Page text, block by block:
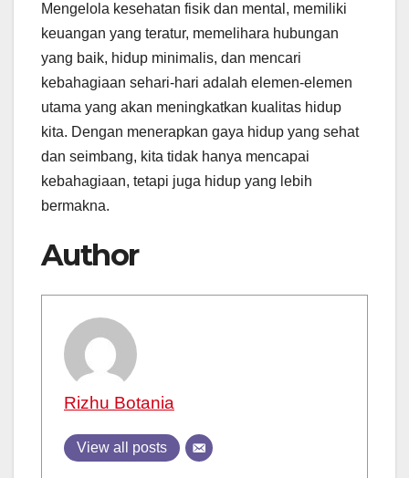
Mengelola kesehatan fisik dan mental, memiliki
keuangan yang teratur, memelihara hubungan
yang baik, hidup minimalis, dan mencari
kebahagiaan sehari-hari adalah elemen-elemen
utama yang akan meningkatkan kualitas hidup
kita. Dengan menerapkan gaya hidup yang sehat
dan seimbang, kita tidak hanya mencapai
kebahagiaan, tetapi juga hidup yang lebih
bermakna.
Author
Rizhu Botania
View all posts